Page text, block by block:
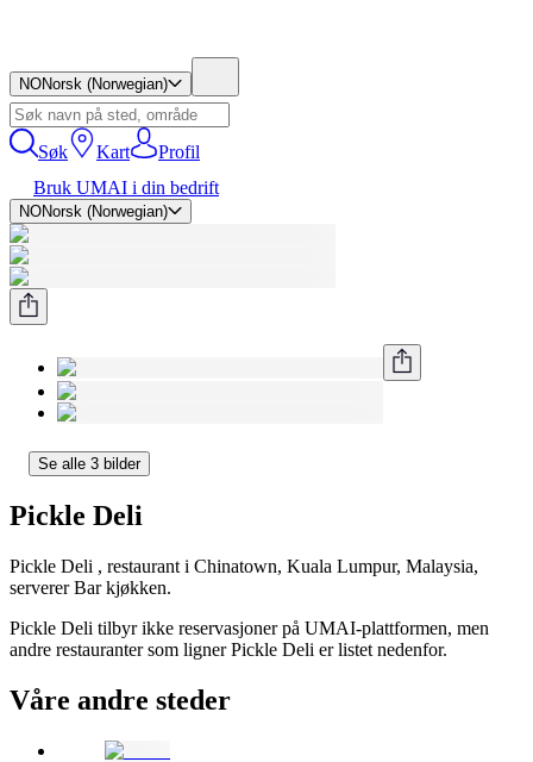
NONorsk (Norwegian)
Søk Kart
Profil
Bruk UMAI i din bedrift
NONorsk (Norwegian)
Se alle 3 bilder
Pickle Deli
Pickle Deli , restaurant i Chinatown, Kuala Lumpur, Malaysia,
serverer Bar kjøkken.
Pickle Deli tilbyr ikke reservasjoner på UMAI-plattformen, men
andre restauranter som ligner Pickle Deli er listet nedenfor.
Våre andre steder